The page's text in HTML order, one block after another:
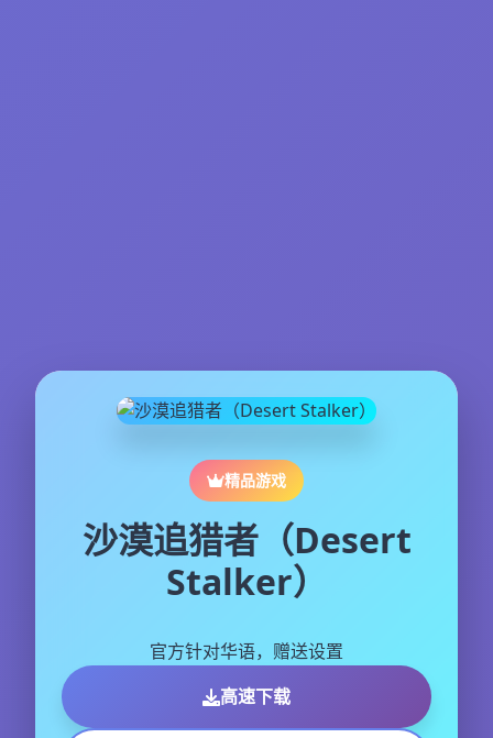
精品游戏
沙漠追猎者（Desert
Stalker）
官方针对华语，赠送设置
高速下载